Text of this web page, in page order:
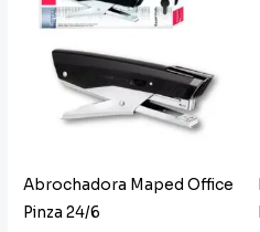
Abrochadora Maped Office
Pinza 24/6